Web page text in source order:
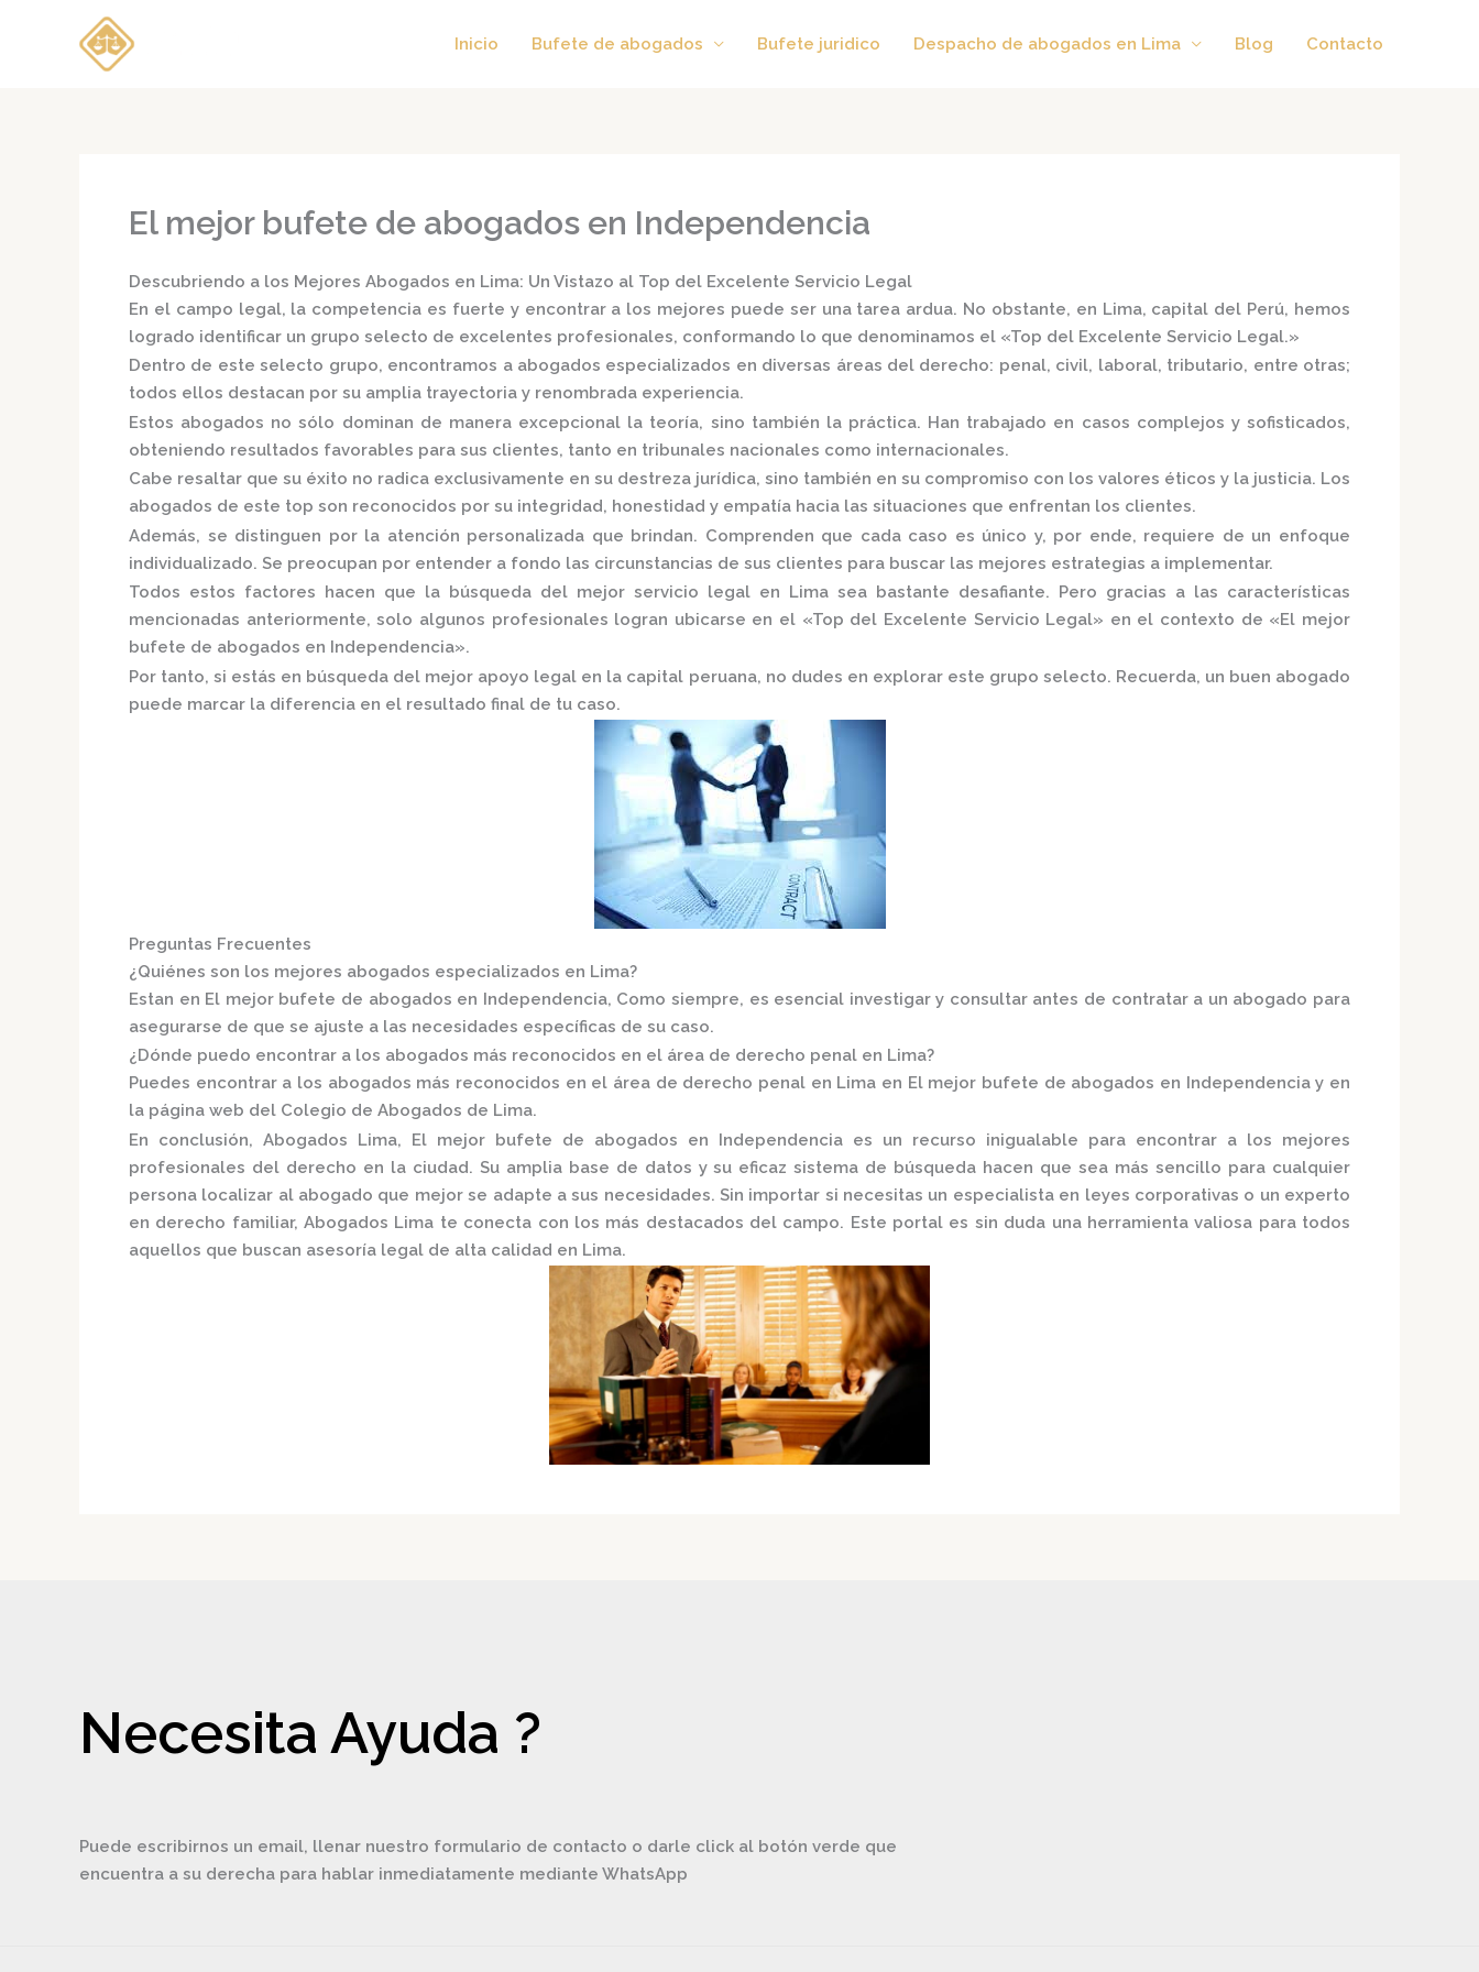
Inicio Bufete de abogados Bufete juridico Despacho de abogados en Lima Blog Contacto
El mejor bufete de abogados en Independencia
Descubriendo a los Mejores Abogados en Lima: Un Vistazo al Top del Excelente Servicio Legal
En el campo legal, la competencia es fuerte y encontrar a los mejores puede ser una tarea ardua. No obstante, en Lima, capital del Perú, hemos
logrado identificar un grupo selecto de excelentes profesionales, conformando lo que denominamos el «Top del Excelente Servicio Legal.»
Dentro de este selecto grupo, encontramos a abogados especializados en diversas áreas del derecho: penal, civil, laboral, tributario, entre otras;
todos ellos destacan por su amplia trayectoria y renombrada experiencia.
Estos abogados no sólo dominan de manera excepcional la teoría, sino también la práctica. Han trabajado en casos complejos y sofisticados,
obteniendo resultados favorables para sus clientes, tanto en tribunales nacionales como internacionales.
Cabe resaltar que su éxito no radica exclusivamente en su destreza jurídica, sino también en su compromiso con los valores éticos y la justicia. Los
abogados de este top son reconocidos por su integridad, honestidad y empatía hacia las situaciones que enfrentan los clientes.
Además, se distinguen por la atención personalizada que brindan. Comprenden que cada caso es único y, por ende, requiere de un enfoque
individualizado. Se preocupan por entender a fondo las circunstancias de sus clientes para buscar las mejores estrategias a implementar.
Todos estos factores hacen que la búsqueda del mejor servicio legal en Lima sea bastante desafiante. Pero gracias a las características
mencionadas anteriormente, solo algunos profesionales logran ubicarse en el «Top del Excelente Servicio Legal» en el contexto de «El mejor
bufete de abogados en Independencia».
Por tanto, si estás en búsqueda del mejor apoyo legal en la capital peruana, no dudes en explorar este grupo selecto. Recuerda, un buen abogado
puede marcar la diferencia en el resultado final de tu caso.
Preguntas Frecuentes
¿Quiénes son los mejores abogados especializados en Lima?
Estan en El mejor bufete de abogados en Independencia, Como siempre, es esencial investigar y consultar antes de contratar a un abogado para
asegurarse de que se ajuste a las necesidades específicas de su caso.
¿Dónde puedo encontrar a los abogados más reconocidos en el área de derecho penal en Lima?
Puedes encontrar a los abogados más reconocidos en el área de derecho penal en Lima en El mejor bufete de abogados en Independencia y en
la página web del Colegio de Abogados de Lima.
En conclusión, Abogados Lima, El mejor bufete de abogados en Independencia es un recurso inigualable para encontrar a los mejores
profesionales del derecho en la ciudad. Su amplia base de datos y su eficaz sistema de búsqueda hacen que sea más sencillo para cualquier
persona localizar al abogado que mejor se adapte a sus necesidades. Sin importar si necesitas un especialista en leyes corporativas o un experto
en derecho familiar,Abogados Lima te conecta con los más destacados del campo. Este portal es sin duda una herramienta valiosa para todos
aquellos que buscan asesoría legal de alta calidad en Lima.
Necesita Ayuda ?
Puede escribirnos un email, llenar nuestro formulario de contacto o darle click al botón verde que
encuentra a su derecha para hablar inmediatamente mediante WhatsApp